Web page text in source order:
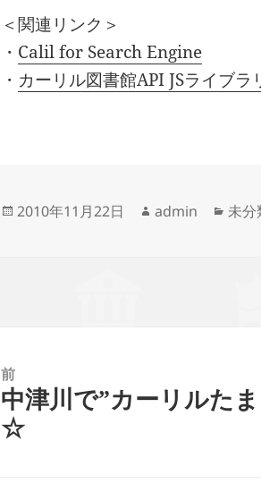
＜関連リンク＞
・ Calil for Search Engine
・ カーリル図書館API JSライブラ
投
2010年11月22日
作
admin
カ
未分
前
前
の
中津川で”カーリルた
☆